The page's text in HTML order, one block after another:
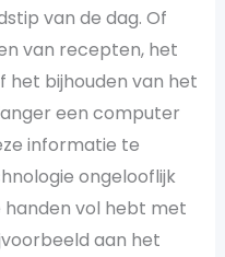
van de dag. Of
van recepten, het
bijhouden van het
een computer
informatie te
ongelooflijk
handen vol hebt met
aan het